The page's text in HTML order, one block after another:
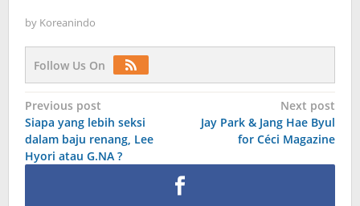
by Koreanindo
Follow Us On
Post
navigation
Previous post
Siapa yang lebih seksi
dalam baju renang, Lee
Hyori atau G.NA ?
Next post
Jay Park & Jang Hae Byul
for Céci Magazine